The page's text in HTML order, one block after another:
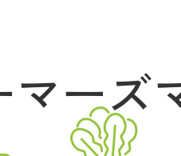
各種手数料一覧 各種
マーズ